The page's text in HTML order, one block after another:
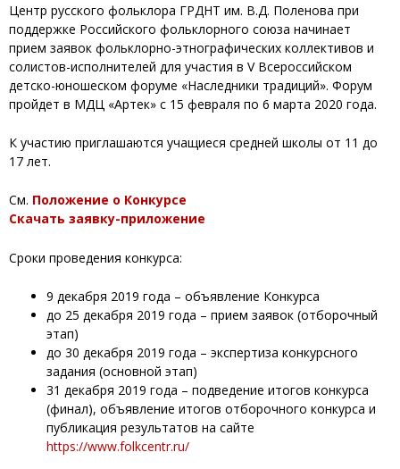
Центр русского фольклора ГРДНТ им. В.Д. Поленова при
поддержке Российского фольклорного союза начинает
прием заявок фольклорно-этнографических коллективов и
солистов-исполнителей для участия в V Всероссийском
детско-юношеском форуме «Наследники традиций». Форум
пройдет в МДЦ «Артек» с 15 февраля по 6 марта 2020 года.
К участию приглашаются учащиеся средней школы от 11 до
17 лет.
См. Положение о Конкурсе
Скачать заявку-приложение
Сроки проведения конкурса:
9 декабря 2019 года – объявление Конкурса
до 25 декабря 2019 года – прием заявок (отборочный
этап)
до 30 декабря 2019 года – экспертиза конкурсного
задания (основной этап)
31 декабря 2019 года – подведение итогов конкурса
(финал), объявление итогов отборочного конкурса и
публикация результатов на сайте
https://www.folkcentr.ru/